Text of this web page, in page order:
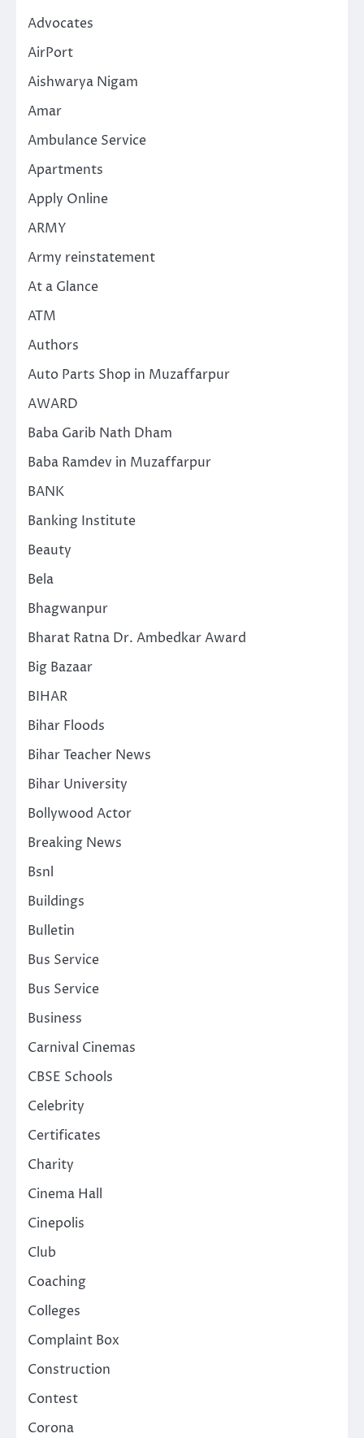
Advocates
AirPort
Aishwarya Nigam
Amar
Ambulance Service
Apartments
Apply Online
ARMY
Army reinstatement
At a Glance
ATM
Authors
Auto Parts Shop in Muzaffarpur
AWARD
Baba Garib Nath Dham
Baba Ramdev in Muzaffarpur
BANK
Banking Institute
Beauty
Bela
Bhagwanpur
Bharat Ratna Dr. Ambedkar Award
Big Bazaar
BIHAR
Bihar Floods
Bihar Teacher News
Bihar University
Bollywood Actor
Breaking News
Bsnl
Buildings
Bulletin
Bus Service
Bus Service
Business
Carnival Cinemas
CBSE Schools
Celebrity
Certificates
Charity
Cinema Hall
Cinepolis
Club
Coaching
Colleges
Complaint Box
Construction
Contest
Corona